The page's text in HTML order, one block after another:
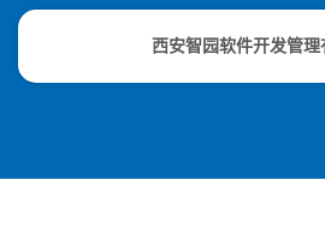
西安智园软件开发管理